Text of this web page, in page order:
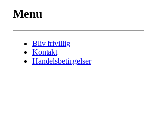
Menu
Bliv frivillig
Kontakt
Handelsbetingelser